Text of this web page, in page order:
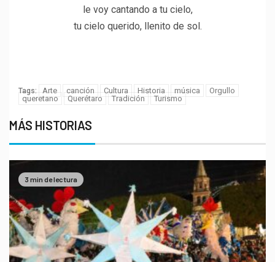
le voy cantando a tu cielo,
tu cielo querido, llenito de sol.
Tags: Arte canción Cultura Historia música
Orgullo
queretano
Querétaro Tradición Turismo
MÁS HISTORIAS
3 min de lectura